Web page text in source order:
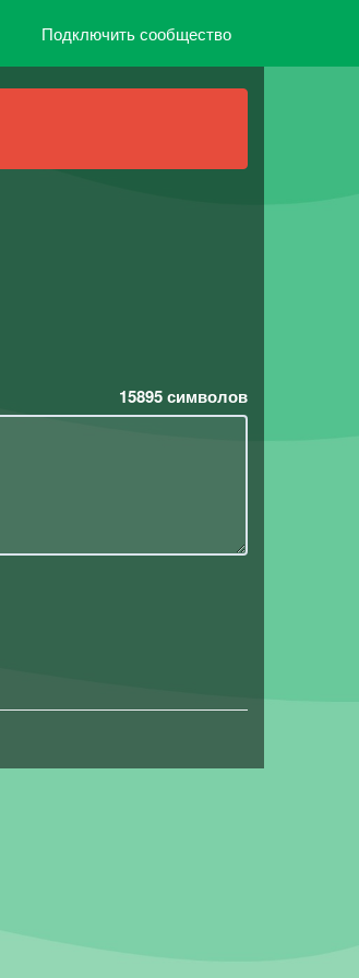
Подключить сообщество
15895символов